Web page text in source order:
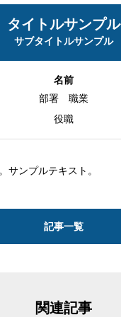
タイトルサンプル
サブタイトルサンプル
名前
部署
職業
役職
サンプルテキスト。
記事一覧
関連記事